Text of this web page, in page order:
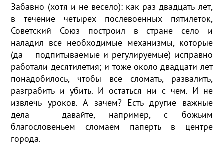
Забавно (хотя и не весело): как раз двадцать лет,
в течение четырех послевоенных пятилеток,
Советский Союз построил в стране село и
наладил все необходимые механизмы, которые
(да – подпитываемые и регулируемые) исправно
работали десятилетия; и тоже около двадцати лет
понадобилось, чтобы все сломать, развалить,
разграбить и убить. И остаться ни с чем. И не
извлечь уроков. А зачем? Есть другие важные
дела – давайте, например, с божьим
благословеньем сломаем паперть в центре
города.